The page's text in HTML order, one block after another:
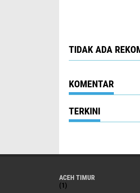
TIDAK ADA
KOMENTAR
TERKINI
ACEH TIMUR
(1)